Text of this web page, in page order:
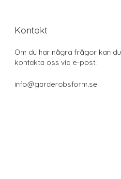
Kontakt
Om du har några frågor kan du
kontakta oss via e-post:
info@garderobsform.se